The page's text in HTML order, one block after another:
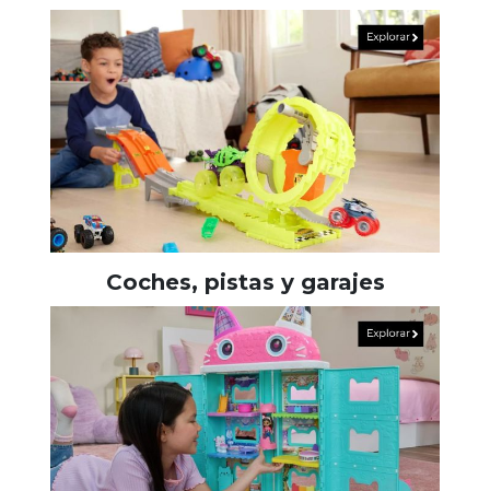
Coches, pistas y garajes